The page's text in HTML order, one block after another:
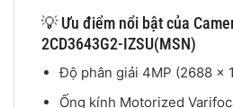
💡 Ưu điểm nổi bật của
2CD3643G2-IZSU(MSN)
Độ phân giải 4MP (2688 ×
Ống kính Motorized